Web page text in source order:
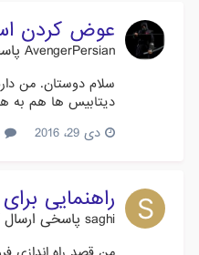
عوض کردن
AvengerPersian
سلام دوستان. من
دیتابیس ها هم به
دی 29، 2016
راهنمایی
saghi پاسخی